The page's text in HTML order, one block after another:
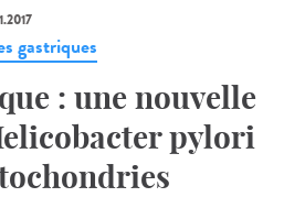
gastriques
: une nouvelle
pylori